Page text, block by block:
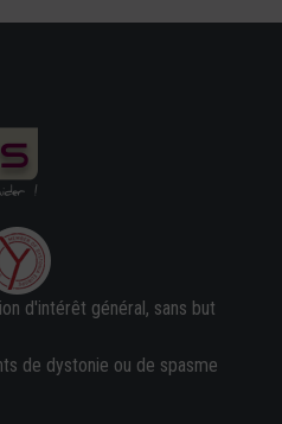
d'intérêt général, sans but
de dystonie ou de spasme